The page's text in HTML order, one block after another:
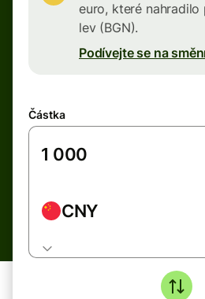
euro, které
lev (BGN).
Podívejte se na
Částka
CNY